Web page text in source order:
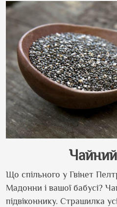
Що спільного у Гвінет
Мадонни і вашої бабусі?
підвіконнику. Страшилка